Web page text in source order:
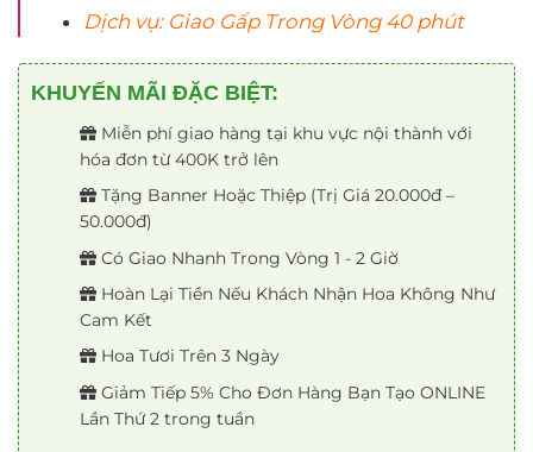
Dịch vụ: Giao Gấp Trong Vòng 40 phút
KHUYẾN MÃI ĐẶC BIỆT:
Miễn phí giao hàng tại khu vực nội thành với
hóa đơn từ 400K trở lên
Tặng Banner Hoặc Thiệp (Trị Giá 20.000đ –
50.000đ)
Có Giao Nhanh Trong Vòng 1 - 2 Giờ
Hoàn Lại Tiền Nếu Khách Nhận Hoa Không Như
Cam Kết
Hoa Tươi Trên 3 Ngày
Giảm Tiếp 5% Cho Đơn Hàng Bạn Tạo ONLINE
Lần Thứ 2 trong tuần